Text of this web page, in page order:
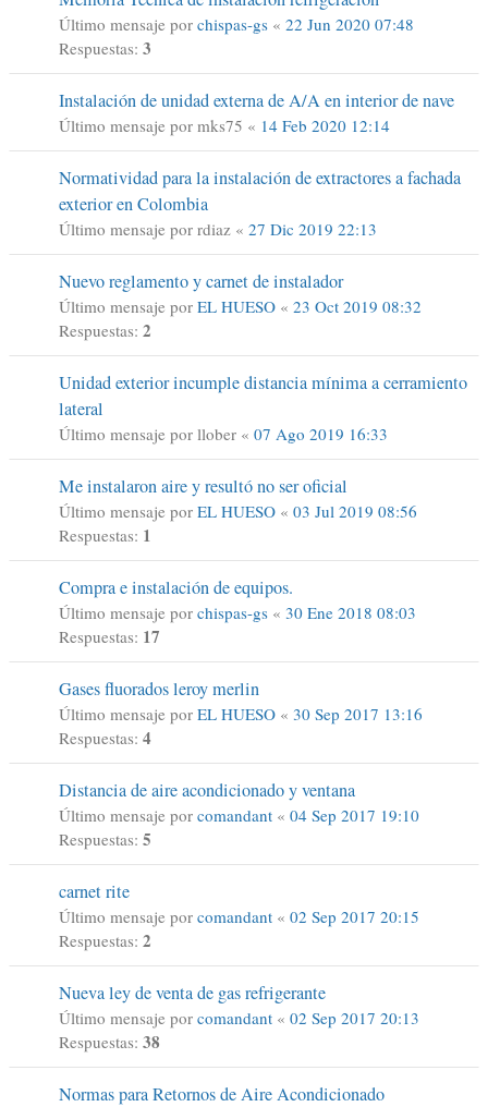
Último mensaje por chispas-gs « 22 Jun 2020 07:48
Respuestas: 3
Instalación de unidad externa de A/A en interior de nave
Último mensaje por mks75 « 14 Feb 2020 12:14
Normatividad para la instalación de extractores a fachada
exterior en Colombia
Último mensaje por rdiaz « 27 Dic 2019 22:13
Nuevo reglamento y carnet de instalador
Último mensaje por EL HUESO « 23 Oct 2019 08:32
Respuestas: 2
Unidad exterior incumple distancia mínima a cerramiento
lateral
Último mensaje por llober « 07 Ago 2019 16:33
Me instalaron aire y resultó no ser oficial
Último mensaje por EL HUESO « 03 Jul 2019 08:56
Respuestas: 1
Compra e instalación de equipos.
Último mensaje por chispas-gs « 30 Ene 2018 08:03
Respuestas: 17
Gases fluorados leroy merlin
Último mensaje por EL HUESO « 30 Sep 2017 13:16
Respuestas: 4
Distancia de aire acondicionado y ventana
Último mensaje por comandant « 04 Sep 2017 19:10
Respuestas: 5
carnet rite
Último mensaje por comandant « 02 Sep 2017 20:15
Respuestas: 2
Nueva ley de venta de gas refrigerante
Último mensaje por comandant « 02 Sep 2017 20:13
Respuestas: 38
Normas para Retornos de Aire Acondicionado